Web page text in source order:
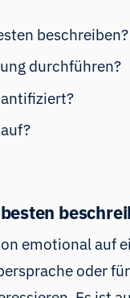
beschreiben?
durchführen?
emotional auf
oder